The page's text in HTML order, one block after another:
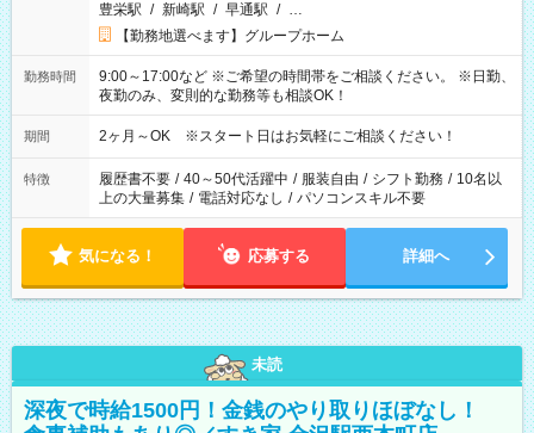
豊栄駅 / 新崎駅 / 早通駅 / …
【勤務地選べます】グループホーム
勤務時間
9:00～17:00など ※ご希望の時間帯をご相談ください。 ※日勤、
夜勤のみ、変則的な勤務等も相談OK！
期間 2ヶ月～OK ※スタート日はお気軽にご相談ください！
特徴 履歴書不要 / 40～50代活躍中 / 服装自由 / シフト勤務 / 10名以
上の大量募集 / 電話対応なし / パソコンスキル不要
気になる！ 応募する 詳細へ
未読
深夜で時給1500円！金銭のやり取りほぼなし！